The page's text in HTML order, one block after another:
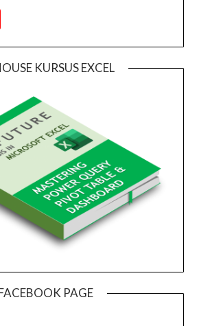
KURSUS EXCEL
PAGE